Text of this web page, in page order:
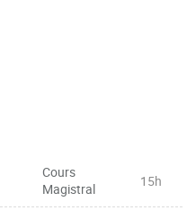
Cours
Magistral
15h